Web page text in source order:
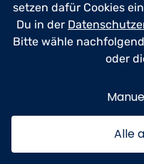
Ansprechpartner. So wird
Gartenparadies Wirklichkeit
professioneller Hilfe, das Du
Paradies beginnt
Cottage Garten anlegenist
sondern ein Abenteuer für
mitbringen. Die wichtigste
setzen dafür Cookies
Du in der
Bitte wähle
oder
Alle